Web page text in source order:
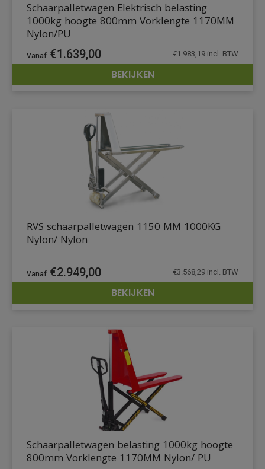
DETAILS
Schaarpalletwagen Elektrisch belasting
1000kg hoogte 800mm Vorklengte 1170MM
Nylon/PU
€1.639,00 €1.983,19 incl. BTW
BEKIJKEN
DETAILS
RVS schaarpalletwagen 1150 MM 1000KG
Nylon/ Nylon
€2.949,00 €3.568,29 incl. BTW
BEKIJKEN
Schaarpalletwagen belasting 1000kg hoogte
800mm Vorklengte 1170MM Nylon/ PU